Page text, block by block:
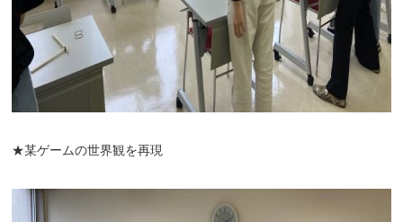
★某ゲームの世界観を再現